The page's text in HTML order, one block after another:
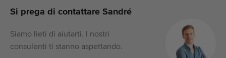
Si prega di contattare Sandré
Siamo lieti di aiutarti. I nostri
consulenti ti stanno aspettando.